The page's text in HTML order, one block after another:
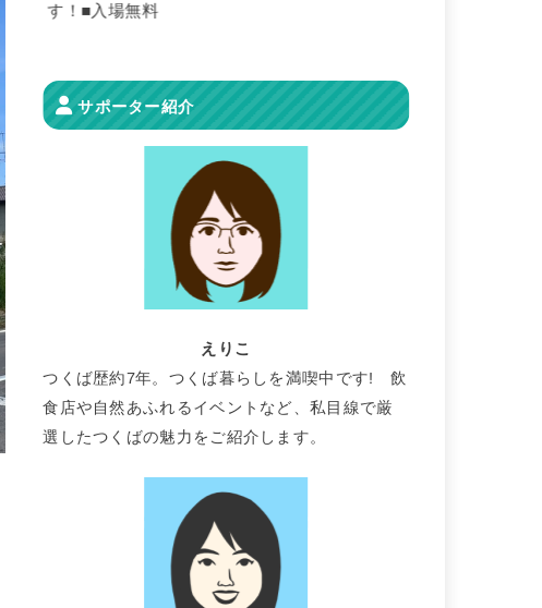
す！■入場無料
サポーター紹介
えりこ
つくば歴約7年。つくば暮らしを満喫中です! 飲
食店や自然あふれるイベントなど、私目線で厳
選したつくばの魅力をご紹介します。